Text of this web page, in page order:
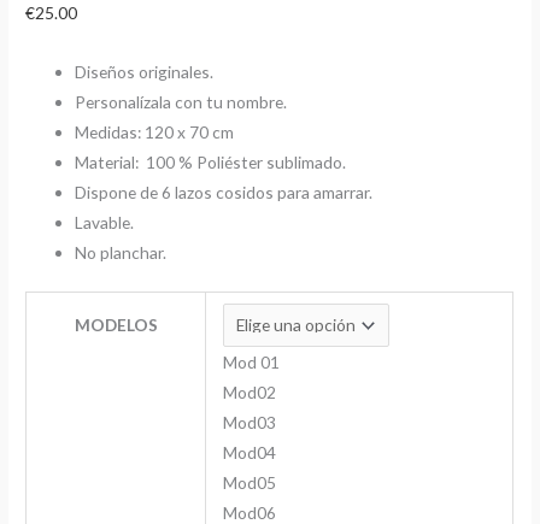
€25.00
Diseños originales.
Personalízala con tu nombre.
Medidas: 120 x 70 cm
Material: 100 % Poliéster sublimado.
Dispone de 6 lazos cosidos para amarrar.
Lavable.
No planchar.
MODELOS
Mod 01
Mod02
Mod03
Mod04
Mod05
Mod06